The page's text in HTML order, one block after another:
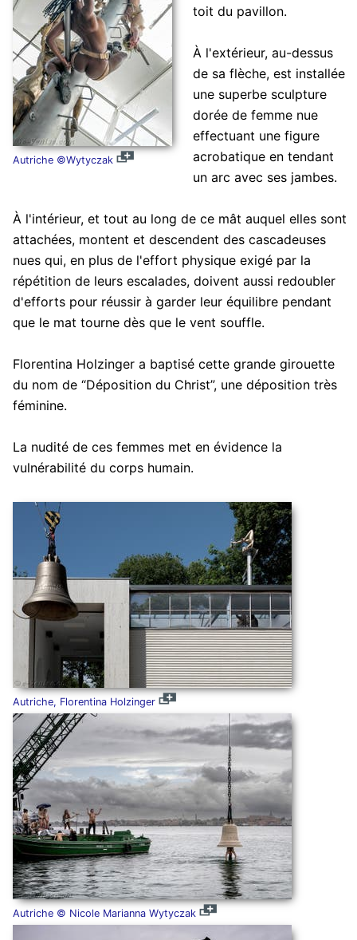
Autriche ©Wytyczak
toit du pavillon.
À l'extérieur, au-dessus
de sa flèche, est installée
une superbe sculpture
dorée de femme nue
effectuant une figure
acrobatique en tendant
un arc avec ses jambes.
À l'intérieur, et tout au long de ce mât auquel elles sont
attachées, montent et descendent des cascadeuses
nues qui, en plus de l'effort physique exigé par la
répétition de leurs escalades, doivent aussi redoubler
d'efforts pour réussir à garder leur équilibre pendant
que le mat tourne dès que le vent souffle.
Florentina Holzinger a baptisé cette grande girouette
du nom de “Déposition du Christ”, une déposition très
féminine.
La nudité de ces femmes met en évidence la
vulnérabilité du corps humain.
Autriche, Florentina Holzinger
Autriche © Nicole Marianna Wytyczak